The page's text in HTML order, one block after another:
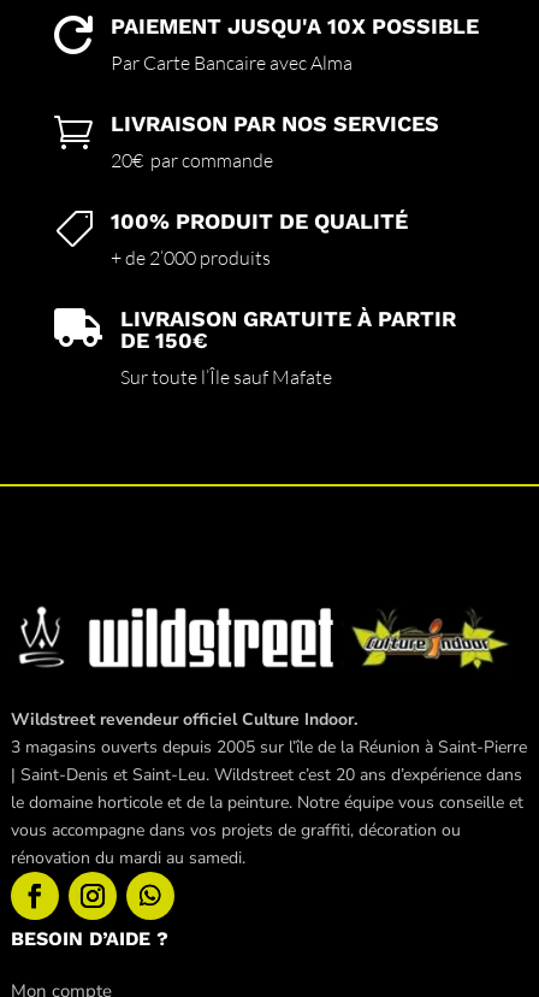
 PAIEMENT JUSQU'A 10X POSSIBLE
Par Carte Bancaire avec Alma
 LIVRAISON PAR NOS SERVICES
20€ par commande
 100% PRODUIT DE QUALITÉ
+ de 2’000 produits

LIVRAISON GRATUITE À PARTIR
DE 150€
Sur toute l’Île sauf Mafate
Wildstreet revendeur officiel Culture Indoor.
3 magasins ouverts depuis 2005 sur l’île de la Réunion à Saint-Pierre
| Saint-Denis et Saint-Leu. Wildstreet c’est 20 ans d’expérience dans
le domaine horticole et de la peinture. Notre équipe vous conseille et
vous accompagne dans vos projets de graffiti, décoration ou
rénovation du mardi au samedi.
BESOIN D’AIDE ?
Mon compte